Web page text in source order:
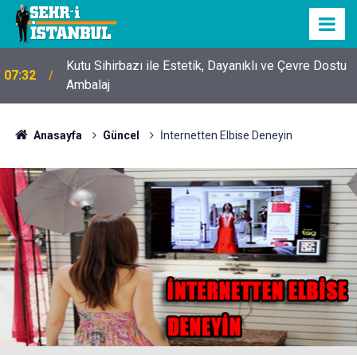
07:32
Kutu Sihirbazı ile Estetik, Dayanıklı ve Çevre Dostu
Ambalaj
Anasayfa Güncel İnternetten Elbise Deneyin